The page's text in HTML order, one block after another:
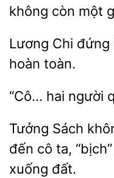
không còn
Lương Chi
hoàn toàn.
hai
Tưởng Sách
đến cô ta,
đất.